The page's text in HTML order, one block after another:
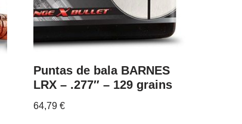
Puntas de bala BARNES
LRX – .277″ – 129 grains
64,79€